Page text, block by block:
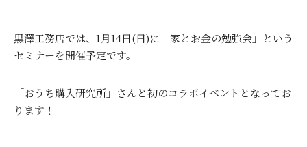
黒澤工務店では、1月14日(日)に「家とお金の勉強会」という
セミナーを開催予定です。
「おうち購入研究所」さんと初のコラボイベントとなってお
ります！